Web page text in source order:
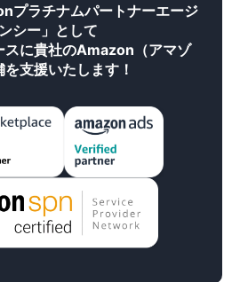
プラチナムパートナーエージ
シー」として
スに貴社のAmazon（アマゾ
を支援いたします！